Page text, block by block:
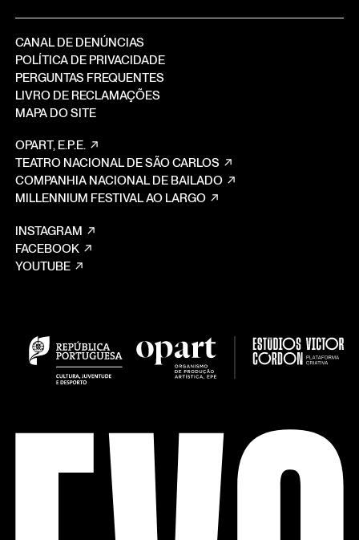
CANAL DE DENÚNCIAS
POLÍTICA DE PRIVACIDADE
PERGUNTAS FREQUENTES
LIVRO DE RECLAMAÇÕES
MAPA DO SITE
OPART, E.P.E.
TEATRO NACIONAL DE SÃO CARLOS
COMPANHIA NACIONAL DE BAILADO
MILLENNIUM FESTIVAL AO LARGO
INSTAGRAM
FACEBOOK
YOUTUBE